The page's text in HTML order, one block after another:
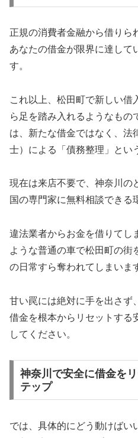
正規の消費者金融から借りら
あなたの借金が限界に達して
す。
これ以上、松田町で新しい借
ら足を踏み入れるようなもの
は、新たな借金ではなく、法
士）による「債務整理」とい
現在は来店不要で、神奈川の
国の専門家に無料相談できる
違法業者からお金を借りてし
ような普通の車で松田町の街
の日常すら奪われてしまいま
甘い罠には絶対に手を出さず
借金を根本からリセットする
してください。
神奈川で安全に借金を
テップ
では、具体的にどう動けばい